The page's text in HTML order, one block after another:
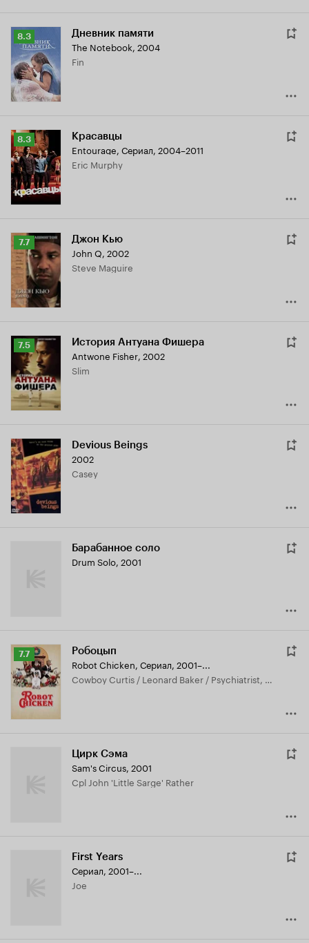
Рейтинг
Кинопоиска
8.3
8.3 Дневник памяти
The Notebook, 2004
Fin
Рейтинг
Кинопоиска
8.3
8.3 Красавцы
Entourage, Сериал, 2004–2011
Eric Murphy
Рейтинг
Кинопоиска
7.7
7.7 Джон Кью
John Q, 2002
Steve Maguire
Рейтинг
Кинопоиска
7.5
7.5 История Антуана Фишера
Antwone Fisher, 2002
Slim
Devious Beings
2002
Casey
Барабанное соло
Drum Solo, 2001
Рейтинг
Кинопоиска
7.7
7.7 Робоцып
Robot Chicken, Сериал, 2001–...
Cowboy Curtis / Leonard Baker / Psychiatrist, озвучка
Цирк Сэма
Sam's Circus, 2001
Cpl John 'Little Sarge' Rather
First Years
Сериал, 2001–...
Joe